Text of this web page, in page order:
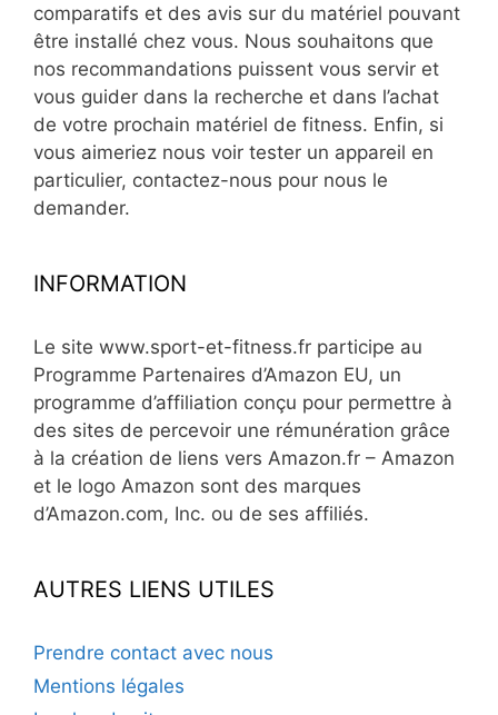
comparatifs et des avis sur du matériel pouvant
être installé chez vous. Nous souhaitons que
nos recommandations puissent vous servir et
vous guider dans la recherche et dans l’achat
de votre prochain matériel de fitness. Enfin, si
vous aimeriez nous voir tester un appareil en
particulier, contactez-nous pour nous le
demander.
INFORMATION
Le site www.sport-et-fitness.fr participe au
Programme Partenaires d’Amazon EU, un
programme d’affiliation conçu pour permettre à
des sites de percevoir une rémunération grâce
à la création de liens vers Amazon.fr – Amazon
et le logo Amazon sont des marques
d’Amazon.com, Inc. ou de ses affiliés.
AUTRES LIENS UTILES
Prendre contact avec nous
Mentions légales